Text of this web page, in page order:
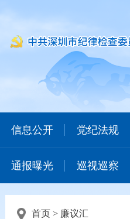
信息公开 党纪法规
通报曝光 巡视巡察
首页> 廉议汇